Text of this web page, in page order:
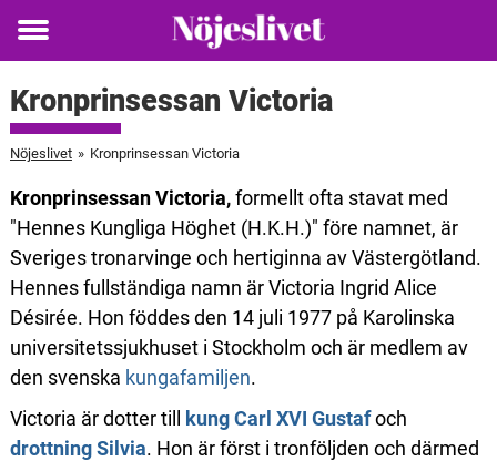
Toggle
Kronprinsessan Victoria
Nöjeslivet » Kronprinsessan Victoria
Kronprinsessan Victoria,formellt ofta stavat med
"Hennes Kungliga Höghet (H.K.H.)" före namnet, är
Sveriges tronarvinge och hertiginna av Västergötland.
Hennes fullständiga namn är Victoria Ingrid Alice
Désirée. Hon föddes den 14 juli 1977 på Karolinska
universitetssjukhuset i Stockholm och är medlem av
den svenska kungafamiljen.
Victoria är dotter till
kung Carl XVI Gustafoch
drottning Silvia. Hon är först i tronföljden och därmed